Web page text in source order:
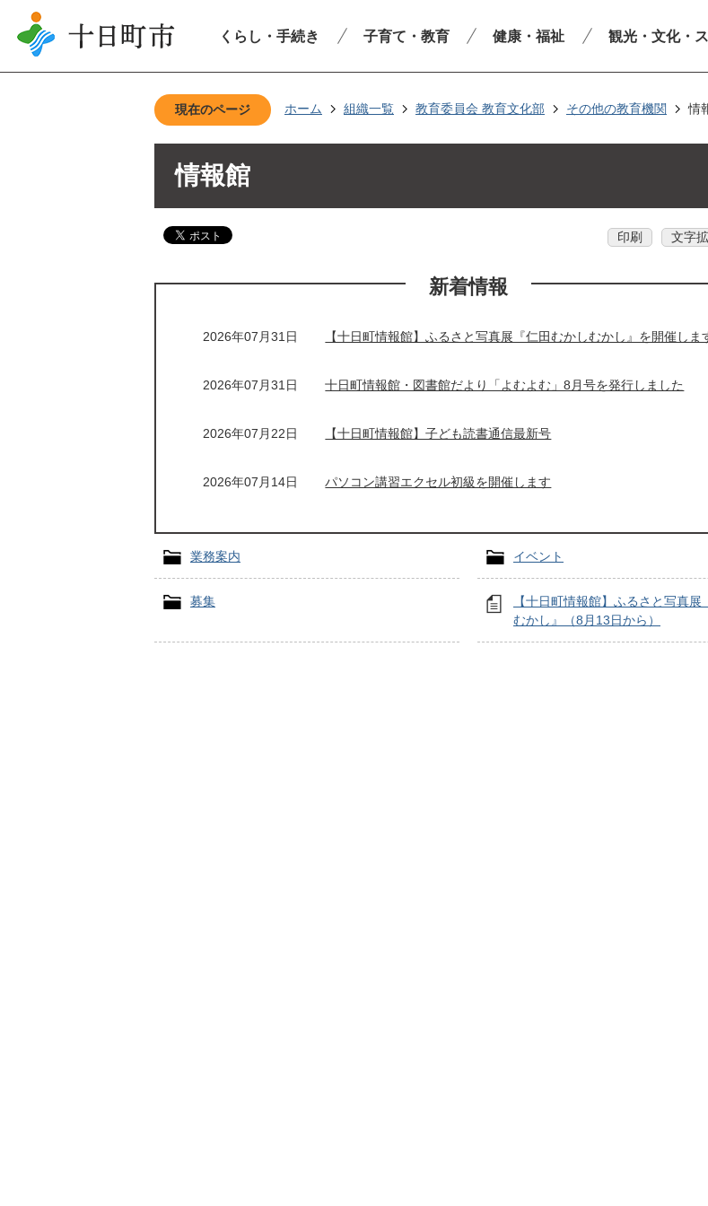
くらし・手続き 子育て・教育 健康・福祉 観光・文化・
現在のページ ホーム 組織一覧 教育委員会 教育文化部 その他の教育機関 情
情報館
印刷 文字
新着情報
2026年07月31日 【十日町情報館】ふるさと写真展『仁田むかしむかし』を開催しま
2026年07月31日 十日町情報館・図書館だより「よむよむ」8月号を発行しました
2026年07月22日 【十日町情報館】子ども読書通信最新号
2026年07月14日 パソコン講習エクセル初級を開催します
業務案内 イベント
募集
【十日町情報館】ふるさと写真展
むかし』（8月13日から）